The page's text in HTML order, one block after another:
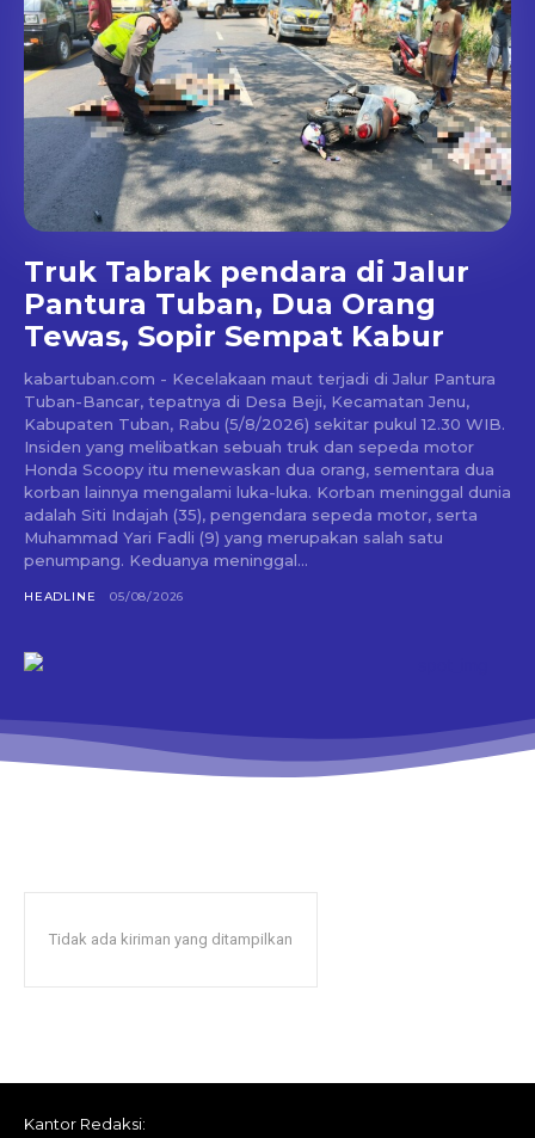
Truk Tabrak pendara di Jalur
Pantura Tuban, Dua Orang
Tewas, Sopir Sempat Kabur
kabartuban.com - Kecelakaan maut terjadi di Jalur Pantura
Tuban-Bancar, tepatnya di Desa Beji, Kecamatan Jenu,
Kabupaten Tuban, Rabu (5/8/2026) sekitar pukul 12.30 WIB.
Insiden yang melibatkan sebuah truk dan sepeda motor
Honda Scoopy itu menewaskan dua orang, sementara dua
korban lainnya mengalami luka-luka. Korban meninggal dunia
adalah Siti Indajah (35), pengendara sepeda motor, serta
Muhammad Yari Fadli (9) yang merupakan salah satu
penumpang. Keduanya meninggal...
HEADLINE 05/08/2026
Tidak ada kiriman yang ditampilkan
Kantor Redaksi: